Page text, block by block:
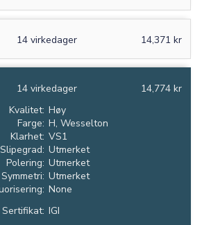
14,371 kr
14 virkedager
14,774 kr
14 virkedager
Kvalitet: Høy
Farge: H, Wesselton
Klarhet: VS1
Slipegrad: Utmerket
Polering: Utmerket
Symmetri: Utmerket
None
Sertifikat: IGI